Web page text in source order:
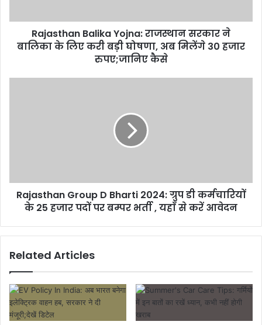
Rajasthan Balika Yojna: राजस्थान सरकार ने
बालिका के लिए करी बड़ी घोषणा, अब मिलेंगे 30 हजार
रुपए;जानिए कैसे
Rajasthan Group D Bharti 2024: ग्रुप डी कर्मचारियों
के 25 हजार पदों पर बम्पर भर्ती , यहाँ से करें आवेदन
Related Articles